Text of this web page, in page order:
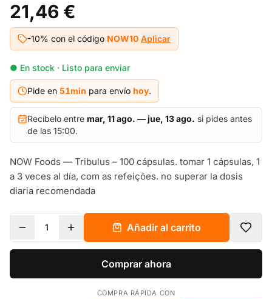
21,46 €
-10% con el código NOW10 Aplicar
● En stock · Listo para enviar
Pide en 51min para envío hoy.
Recíbelo entre mar, 11 ago. — jue, 13 ago. si pides antes
de las 15:00.
NOW Foods — Tribulus – 100 cápsulas. tomar 1 cápsulas, 1
a 3 veces al día, com as refeições. no superar la dosis
diaria recomendada
1 Añadir al carrito
Comprar ahora
COMPRA RÁPIDA CON